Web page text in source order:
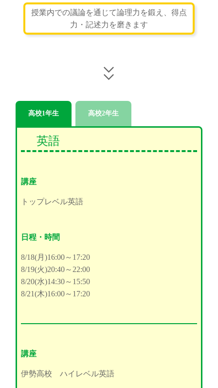
授業内での議論を通じて論理力を鍛え、得点
力・記述力を磨きます
高校1年生 高校2年生
英語
講座
トップレベル英語
日程・時間
8/18(月)16:00～17:20
8/19(火)20:40～22:00
8/20(水)14:30～15:50
8/21(木)16:00～17:20
講座
伊勢高校 ハイレベル英語